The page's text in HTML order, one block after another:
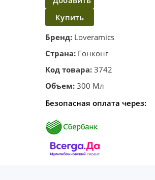
в
корзину
Купить
в один
клик
Бренд: Loveramics
Страна: Гонконг
Код товара: 3742
Объем: 300 Мл
Безопасная оплата через: